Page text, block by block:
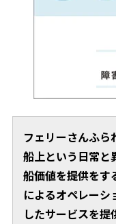
フェリーさんふら
船上という日常と
船価値を提供をす
によるオペレーシ
したサービスを